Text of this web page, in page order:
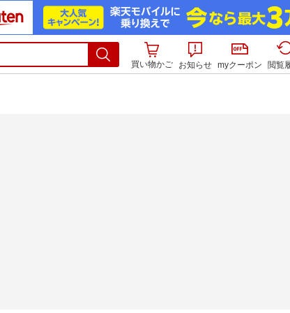
買い物かご お知らせ myクーポン 閲覧